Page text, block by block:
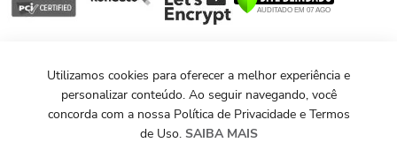
©MAXIOR 2013 - 2026. Todos os direitos reservados.
Utilizamos cookies para oferecer a melhor experiência e
personalizar conteúdo. Ao seguir navegando, você
concorda com a nossa Política de Privacidade e Termos
de Uso. SAIBA MAIS